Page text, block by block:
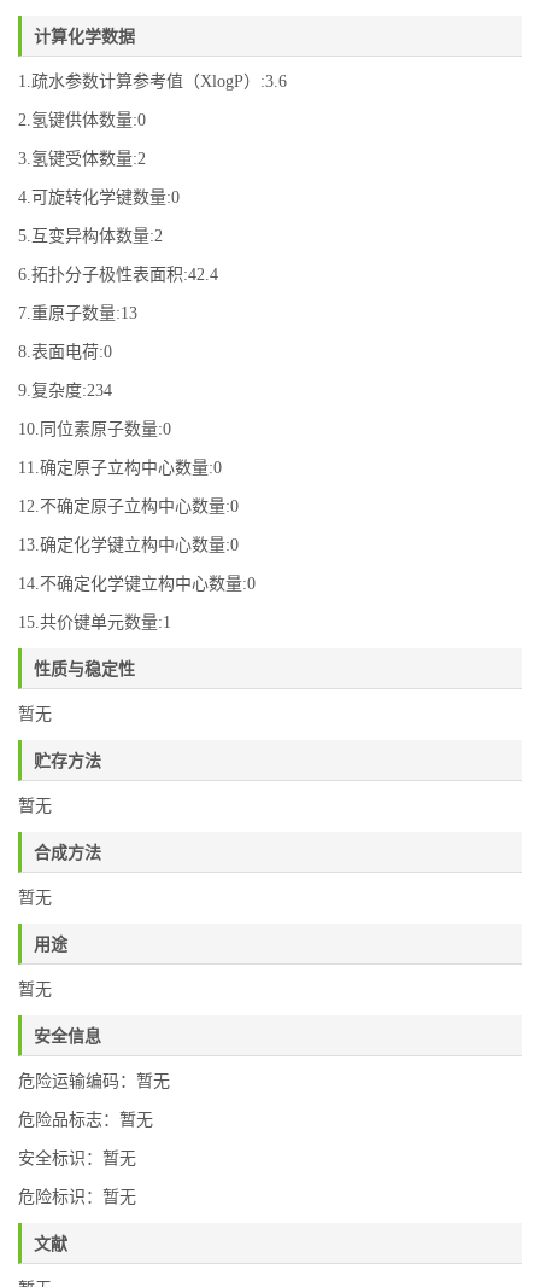
计算化学数据
1.疏水参数计算参考值（XlogP）:3.6
2.氢键供体数量:0
3.氢键受体数量:2
4.可旋转化学键数量:0
5.互变异构体数量:2
6.拓扑分子极性表面积:42.4
7.重原子数量:13
8.表面电荷:0
9.复杂度:234
10.同位素原子数量:0
11.确定原子立构中心数量:0
12.不确定原子立构中心数量:0
13.确定化学键立构中心数量:0
14.不确定化学键立构中心数量:0
15.共价键单元数量:1
性质与稳定性
暂无
贮存方法
暂无
合成方法
暂无
用途
暂无
安全信息
危险运输编码：暂无
危险品标志：暂无
安全标识：暂无
危险标识：暂无
文献